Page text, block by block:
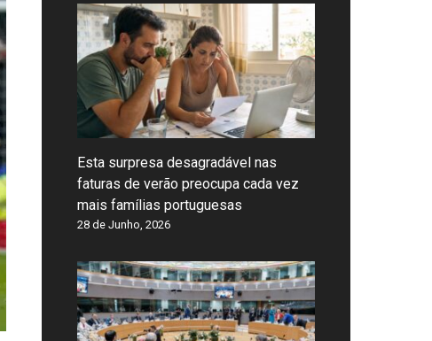
Esta surpresa desagradável nas
faturas de verão preocupa cada vez
mais famílias portuguesas
28 de Junho, 2026